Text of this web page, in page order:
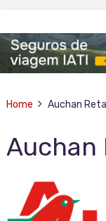
Home Auchan
Auchan